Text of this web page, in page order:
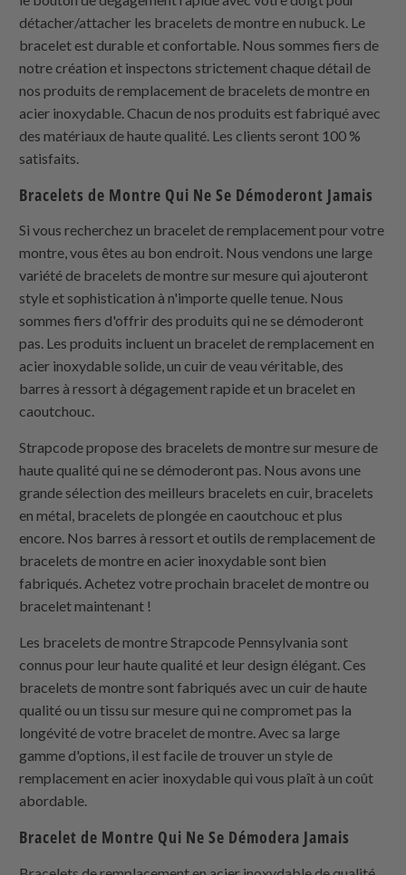
détacher/attacher les bracelets de montre en nubuck. Le
bracelet est durable et confortable. Nous sommes fiers de
notre création et inspectons strictement chaque détail de
nos produits de remplacement de bracelets de montre en
acier inoxydable. Chacun de nos produits est fabriqué avec
des matériaux de haute qualité. Les clients seront 100 %
satisfaits.
Bracelets de Montre Qui Ne Se Démoderont Jamais
Si vous recherchez un bracelet de remplacement pour votre
montre, vous êtes au bon endroit. Nous vendons une large
variété de bracelets de montre sur mesure qui ajouteront
style et sophistication à n'importe quelle tenue. Nous
sommes fiers d'offrir des produits qui ne se démoderont
pas. Les produits incluent un bracelet de remplacement en
acier inoxydable solide, un cuir de veau véritable, des
barres à ressort à dégagement rapide et un bracelet en
caoutchouc.
Strapcode propose des bracelets de montre sur mesure de
haute qualité qui ne se démoderont pas. Nous avons une
grande sélection des meilleurs bracelets en cuir, bracelets
en métal, bracelets de plongée en caoutchouc et plus
encore. Nos barres à ressort et outils de remplacement de
bracelets de montre en acier inoxydable sont bien
fabriqués. Achetez votre prochain bracelet de montre ou
bracelet maintenant !
Les bracelets de montre Strapcode Pennsylvania sont
connus pour leur haute qualité et leur design élégant. Ces
bracelets de montre sont fabriqués avec un cuir de haute
qualité ou un tissu sur mesure qui ne compromet pas la
longévité de votre bracelet de montre. Avec sa large
gamme d'options, il est facile de trouver un style de
remplacement en acier inoxydable qui vous plaît à un coût
abordable.
Bracelet de Montre Qui Ne Se Démodera Jamais